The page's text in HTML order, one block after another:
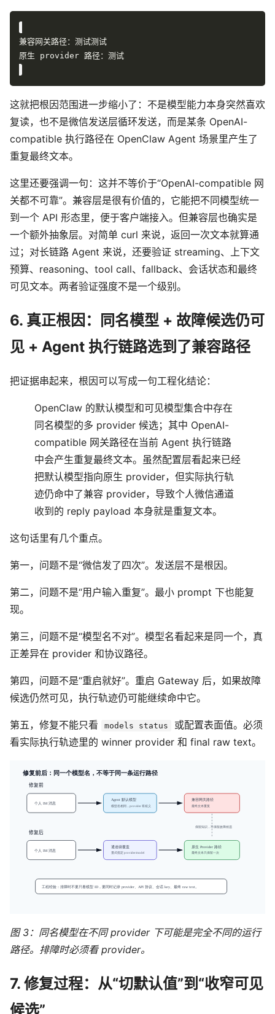
这就把根因范围进一步缩小了：不是模型能力本身突然喜欢
复读，也不是微信发送层循环发送，而是某条 OpenAI-
compatible 执行路径在 OpenClaw Agent 场景里产生了
重复最终文本。
这里还要强调一句：这并不等价于“OpenAI-compatible 网
关都不可靠”。兼容层是很有价值的，它能把不同模型统一
到一个 API 形态里，便于客户端接入。但兼容层也确实是
一个额外抽象层。对简单 curl 来说，返回一次文本就算通
过；对长链路 Agent 来说，还要验证 streaming、上下文
预算、reasoning、tool call、fallback、会话状态和最终
可见文本。两者验证强度不是一个级别。
6. 真正根因：同名模型 + 故障候选仍可
见 + Agent 执行链路选到了兼容路径
把证据串起来，根因可以写成一句工程化结论：
OpenClaw 的默认模型和可见模型集合中存在
同名模型的多 provider 候选；其中 OpenAI-
compatible 网关路径在当前 Agent 执行链路
中会产生重复最终文本。虽然配置层看起来已经
把默认模型指向原生 provider，但实际执行轨
迹仍命中了兼容 provider，导致个人微信通道
收到的 reply payload 本身就是重复文本。
这句话里有几个重点。
第一，问题不是“微信发了四次”。发送层不是根因。
第二，问题不是“用户输入重复”。最小 prompt 下也能复
现。
第三，问题不是“模型名不对”。模型名看起来是同一个，真
正差异在 provider 和协议路径。
第四，问题不是“重启就好”。重启 Gateway 后，如果故障
候选仍然可见，执行轨迹仍可能继续命中它。
第五，修复不能只看 models status
或配置表面值。必须
看实际执行轨迹里的 winner provider 和 final raw text。
图 3：同名模型在不同 provider 下可能是完全不同的运行
路径。排障时必须看 provider。
7. 修复过程：从“切默认值”到“收窄可见
候选”